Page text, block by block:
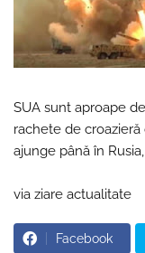
SUA sunt aproape
rachete de
ajunge până în
via ziare actualitate
Facebook